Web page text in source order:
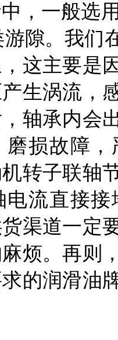
，一般选
隙。我们
这主要是
生涡流，
轴承内会
磨损故障
转子联轴
电流直接
渠道一定
烦。再则
的润滑油